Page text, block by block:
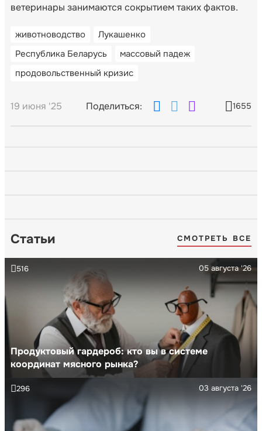
ветеринары занимаются сокрытием таких фактов.
животноводство
Лукашенко
Республика Беларусь
массовый падеж
продовольственный кризис
19 июня '25 Поделиться: 1655
Статьи СМОТРЕТЬ ВСЕ
Продуктовый гардероб: кто вы в системе
координат мясного рынка?
05 августа '26
516
03 августа '26
296